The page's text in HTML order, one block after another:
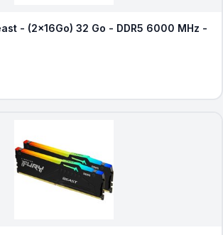
- (2x16Go) 32 Go - DDR5 6000 MHz -